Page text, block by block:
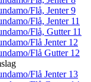
Flå, Jenter 9
Flå, Jenter 11
Flå, Gutter 11
Flå Jenter 12
Flå Gutter 12
Flå Jenter 13